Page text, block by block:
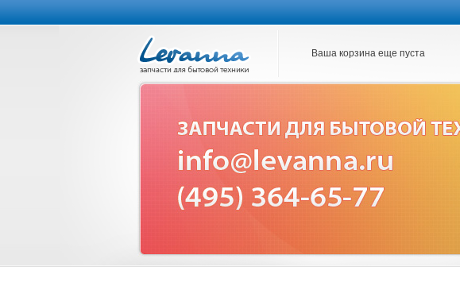
Ваша корзина еще пуста